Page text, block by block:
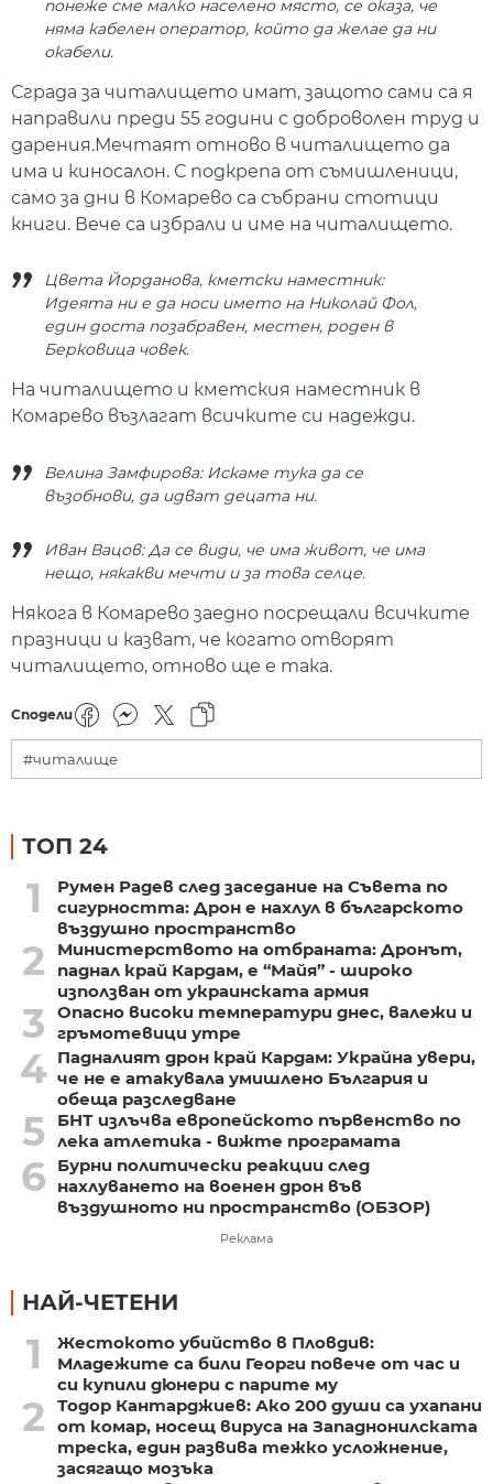
понеже сме малко населено място, се оказа, че
няма кабелен оператор, който да желае да ни
окабели.
Сграда за читалището имат, защото сами са я
направили преди 55 години с доброволен труд и
дарения.Мечтаят отново в читалището да
има и киносалон. С подкрепа от съмишленици,
само за дни в Комарево са събрани стотици
книги. Вече са избрали и име на читалището.
Цвета Йорданова, кметски наместник:
Идеята ни е да носи името на Николай Фол,
един доста позабравен, местен, роден в
Берковица човек.
На читалището и кметския наместник в
Комарево възлагат всичките си надежди.
Велина Замфирова: Искаме тука да се
възобнови, да идват децата ни.
Иван Вацов: Да се види, че има живот, че има
нещо, някакви мечти и за това селце.
Някога в Комарево заедно посрещали всичките
празници и казват, че когато отворят
читалището, отново ще е така.
Сподели
#читалище
ТОП 24
1
Румен Радев след заседание на Съвета по
сигурността: Дрон е нахлул в българското
въздушно пространство
2
Министерството на отбраната: Дронът,
паднал край Кардам, е “Майя” - широко
използван от украинската армия
3
Опасно високи температури днес, валежи и
гръмотевици утре
4 Падналият дрон край Кардам: Украйна увери,
че не е атакувала умишлено България и
обеща разследване
5
БНТ излъчва европейското първенство по
лека атлетика - вижте програмата
6
Бурни политически реакции след
нахлуването на военен дрон във
въздушното ни пространство (ОБЗОР)
Реклама
НАЙ-ЧЕТЕНИ
1
Жестокото убийство в Пловдив:
Младежите са били Георги повече от час и
си купили дюнери с парите му
2
Тодор Кантарджиев: Ако 200 души са ухапани
от комар, носещ вируса на Западнонилската
треска, един развива тежко усложнение,
засягащо мозъка